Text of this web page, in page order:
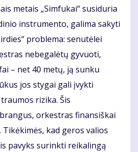
metais „Simfukai“ susiduria
instrumento, galima sakyti
problema: senutėlei
nebegalėtų gyvuoti,
– net 40 metų, ją sunku
jos stygai gali įvykti
rizika. Šis
orkestras finansiškai
kad geros valios
pavyks surinkti reikalingą